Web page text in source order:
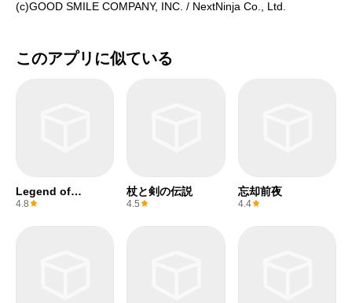
(c)GOOD SMILE COMPANY, INC. / NextNinja Co., Ltd.
このアプリに似ている
Legend of
Mushroom
4.8
杖と剣の伝説
4.5
忘却前夜
4.4